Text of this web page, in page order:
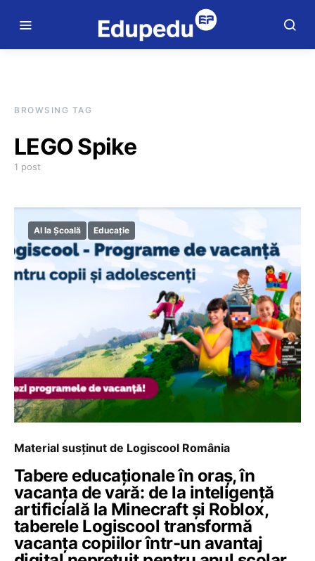
BROWSING TAG
LEGO Spike
1 post
AI la Școală Educație
Material susținut de Logiscool România
Tabere educaționale în oraș, în
vacanța de vară: de la inteligență
artificială la Minecraft și Roblox,
taberele Logiscool transformă
vacanța copiilor într-un avantaj